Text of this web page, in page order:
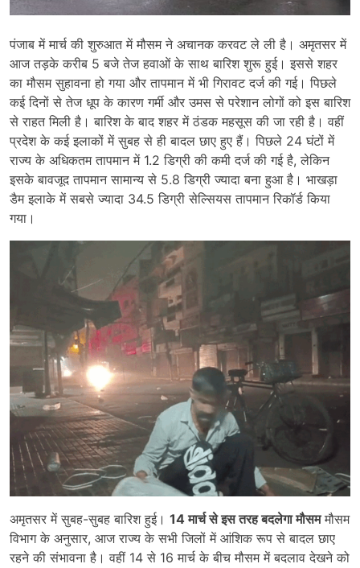
पंजाब में मार्च की शुरुआत में मौसम ने अचानक करवट ले ली है। अमृतसर में
आज तड़के करीब 5 बजे तेज हवाओं के साथ बारिश शुरू हुई। इससे शहर
का मौसम सुहावना हो गया और तापमान में भी गिरावट दर्ज की गई। पिछले
कई दिनों से तेज धूप के कारण गर्मी और उमस से परेशान लोगों को इस बारिश
से राहत मिली है। बारिश के बाद शहर में ठंडक महसूस की जा रही है। वहीं
प्रदेश के कई इलाकों में सुबह से ही बादल छाए हुए हैं। पिछले 24 घंटों में
राज्य के अधिकतम तापमान में 1.2 डिग्री की कमी दर्ज की गई है, लेकिन
इसके बावजूद तापमान सामान्य से 5.8 डिग्री ज्यादा बना हुआ है। भाखड़ा
डैम इलाके में सबसे ज्यादा 34.5 डिग्री सेल्सियस तापमान रिकॉर्ड किया
गया।
अमृतसर में सुबह-सुबह बारिश हुई। 14 मार्च से इस तरह बदलेगा मौसममौसम
विभाग के अनुसार, आज राज्य के सभी जिलों में आंशिक रूप से बादल छाए
रहने की संभावना है। वहीं 14 से 16 मार्च के बीच मौसम में बदलाव देखने को